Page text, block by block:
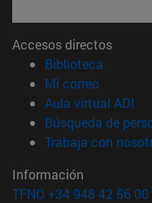
Accesos directos
Biblioteca
Mi correo(abre en
Aula virtual ADI
Búsqueda de
Trabaja con
Información
TFNO +34 948 42 56 00